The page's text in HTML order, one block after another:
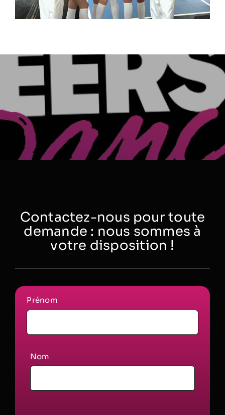
Contactez-nous pour toute
demande : nous sommes à
votre disposition !
Prénom
Nom